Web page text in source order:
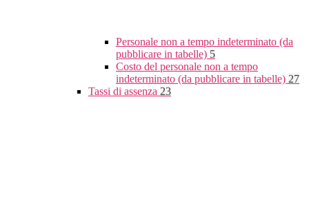
Personale non a tempo indeterminato (da
pubblicare in tabelle) 5
Costo del personale non a tempo
indeterminato (da pubblicare in tabelle) 27
Tassi di assenza 23